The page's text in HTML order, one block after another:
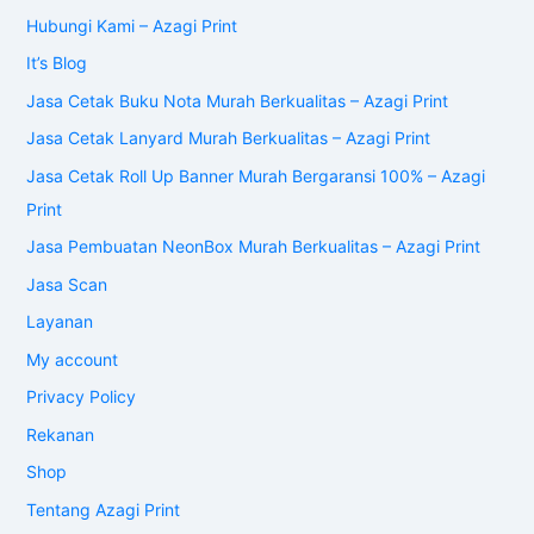
Hubungi Kami – Azagi Print
It’s Blog
Jasa Cetak Buku Nota Murah Berkualitas – Azagi Print
Jasa Cetak Lanyard Murah Berkualitas – Azagi Print
Jasa Cetak Roll Up Banner Murah Bergaransi 100% – Azagi
Print
Jasa Pembuatan NeonBox Murah Berkualitas – Azagi Print
Jasa Scan
Layanan
My account
Privacy Policy
Rekanan
Shop
Tentang Azagi Print